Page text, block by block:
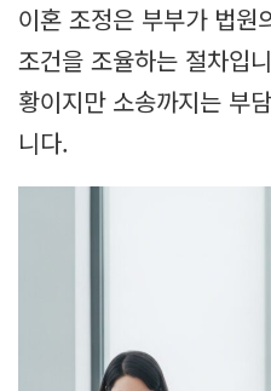
이혼 조정은 부부가 법원
조건을 조율하는 절차입
황이지만 소송까지는 부
니다.